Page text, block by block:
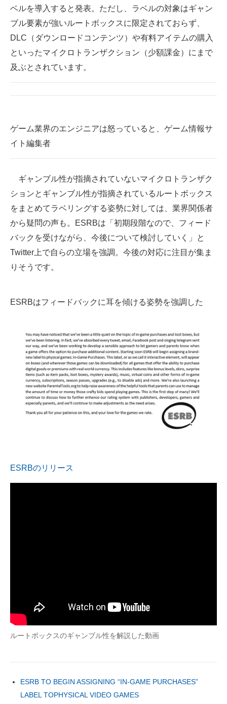
ベルを導入すると発表。ただし、ラベルの対象はギャン
ブル要素が強いルートボックスに限定されておらず、
DLC（ダウンロードコンテンツ）や有料アイテムの購入
といったマイクロトランザクション（少額課金）にまで
及ぶとされています。
ゲーム業界のエンジニアは怒っていると、ゲーム情報サ
イト編集者
ギャンブル性が指摘されていないマイクロトランザク
ションとギャンブル性が指摘されているルートボックス
をまとめてラベリングする姿勢に対しては、業界関係者
から疑問の声も。ESRBは「初期段階なので、フィード
バックを受けながら、今後について検討していく」と
Twitter上で自らの立場を強調。今後の対応に注目が集ま
りそうです。
ESRBはフィードバックに耳を傾ける姿勢を強調した
ESRBのリリース
ルートボックスのギャンブル性を解説した動画
ESRB TO BEGIN ASSIGNING “IN-GAME PURCHASES”
LABEL TOPHYSICAL VIDEO GAMES